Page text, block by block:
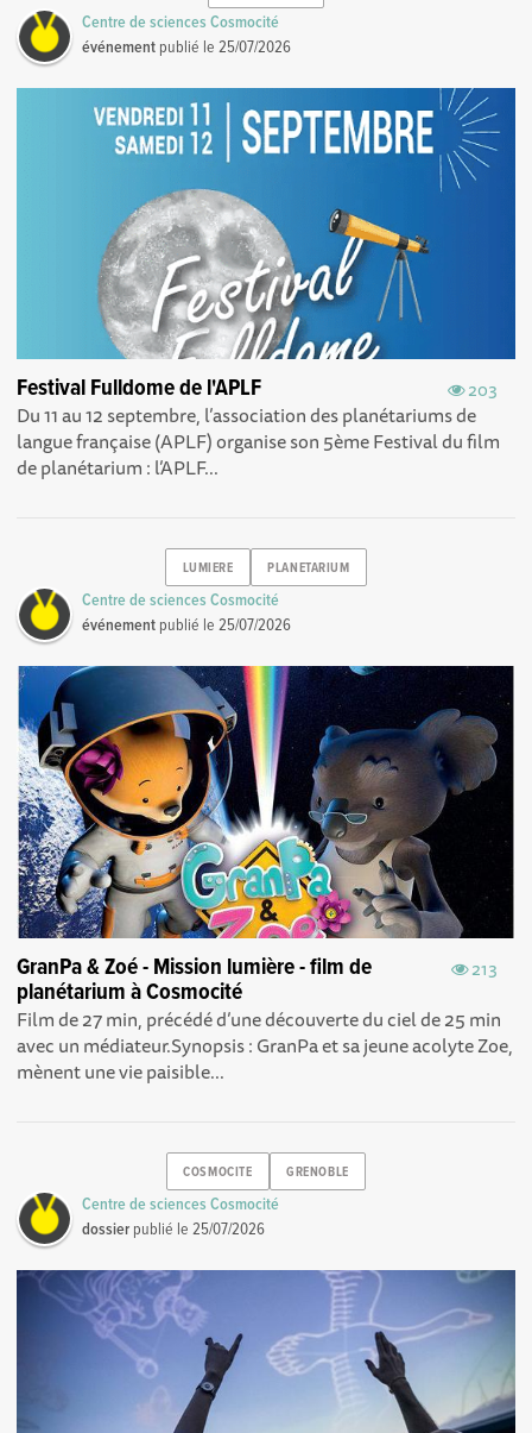
Centre de sciences Cosmocité
événement publié le25/07/2026
203
Festival Fulldome de l'APLF
Du 11 au 12 septembre, l’association des planétariums de
langue française (APLF) organise son 5ème Festival du film
de planétarium : l’APLF...
LUMIERE PLANETARIUM
Centre de sciences Cosmocité
événement publié le25/07/2026
213
GranPa & Zoé - Mission lumière - film de
planétarium à Cosmocité
Film de 27 min, précédé d’une découverte du ciel de 25 min
avec un médiateur.Synopsis : GranPa et sa jeune acolyte Zoe,
mènent une vie paisible...
COSMOCITE GRENOBLE
Centre de sciences Cosmocité
dossier publié le25/07/2026